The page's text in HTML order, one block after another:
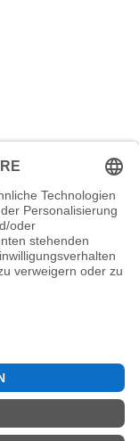
Abonnieren
by Lightspeed
DE